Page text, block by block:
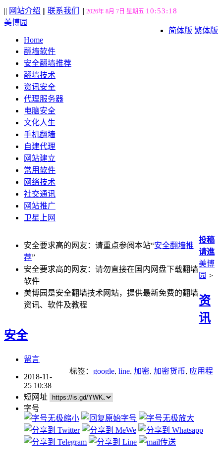
|| 网站介绍 || 联系我们 || 2026年 8月 7日 星期五 10:53:19
简体版 繁体版
美博园
Home
翻墙软件
安全翻墙推荐
翻墙技术
资讯安全
代理服务器
电脑安全
文化人生
手机翻墙
自建代理
网站建立
常用软件
网络技术
社交通讯
网站推广
卫星上网
安全要求高的网友：请重点参阅本站“安全翻墙推
荐”
安全要求高的网友：请勿直接在国内网盘下载翻墙
软件
美博园是安全翻墙技术网站，提供最新免费的翻墙
资讯、软件及教程
投稿
请進
美博
园 >
资
讯
安全
留言
标签： google, line, 加密, 加密货币, 应用程
2018-11-
25 10:38
短网址
字号